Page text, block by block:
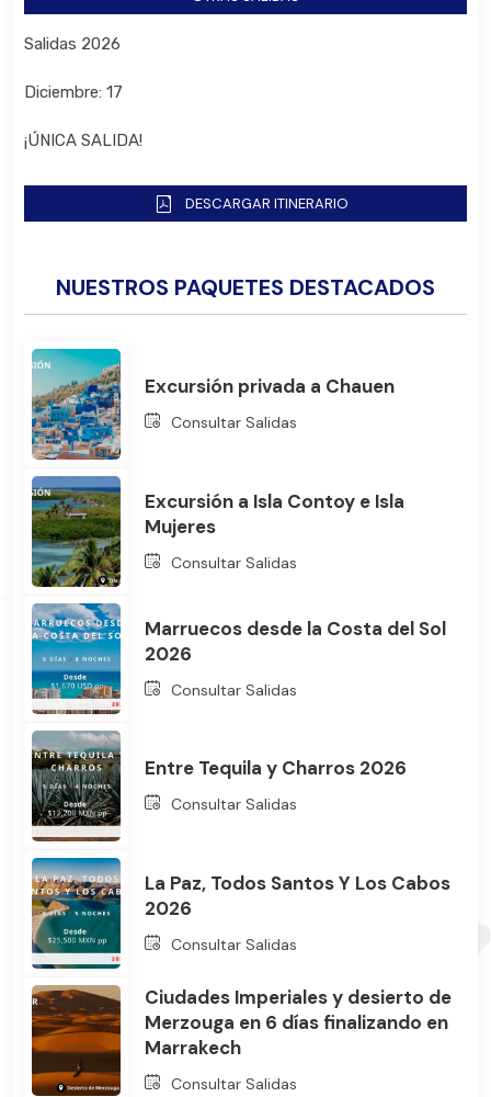
Salidas 2026
Diciembre: 17
¡ÚNICA SALIDA!
DESCARGAR ITINERARIO
NUESTROS PAQUETES DESTACADOS
Excursión privada a Chauen
Consultar Salidas
Excursión a Isla Contoy e Isla
Mujeres
Consultar Salidas
Marruecos desde la Costa del Sol
2026
Consultar Salidas
Entre Tequila y Charros 2026
Consultar Salidas
La Paz, Todos Santos Y Los Cabos
2026
Consultar Salidas
Ciudades Imperiales y desierto de
Merzouga en 6 días finalizando en
Marrakech
Consultar Salidas